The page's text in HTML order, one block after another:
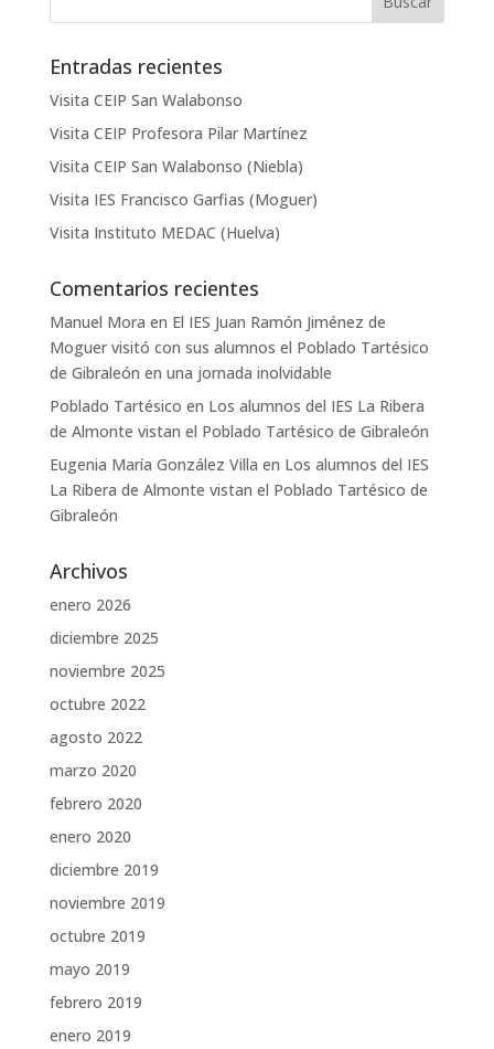
Entradas recientes
Visita CEIP San Walabonso
Visita CEIP Profesora Pilar Martínez
Visita CEIP San Walabonso (Niebla)
Visita IES Francisco Garfias (Moguer)
Visita Instituto MEDAC (Huelva)
Comentarios recientes
Manuel Mora en El IES Juan Ramón Jiménez de
Moguer visitó con sus alumnos el Poblado Tartésico
de Gibraleón en una jornada inolvidable
Poblado Tartésico en Los alumnos del IES La Ribera
de Almonte vistan el Poblado Tartésico de Gibraleón
Eugenia María González Villa en Los alumnos del IES
La Ribera de Almonte vistan el Poblado Tartésico de
Gibraleón
Archivos
enero 2026
diciembre 2025
noviembre 2025
octubre 2022
agosto 2022
marzo 2020
febrero 2020
enero 2020
diciembre 2019
noviembre 2019
octubre 2019
mayo 2019
febrero 2019
enero 2019